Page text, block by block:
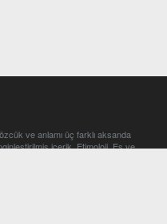
ve anlamı üç farklı aksanda
içerik. Etimoloji, Eş ve